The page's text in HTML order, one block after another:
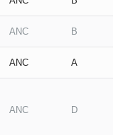
ANC B
ANC A
ANC D